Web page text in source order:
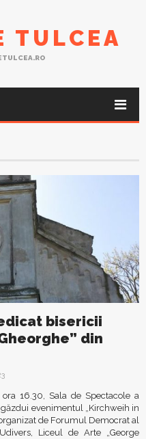
TULCEA
bisericii
din
16.30, Sala de Spectacole a
găzdui evenimentul „Kirchweih in
de Forumul Democrat al
Liceul de Arte „George